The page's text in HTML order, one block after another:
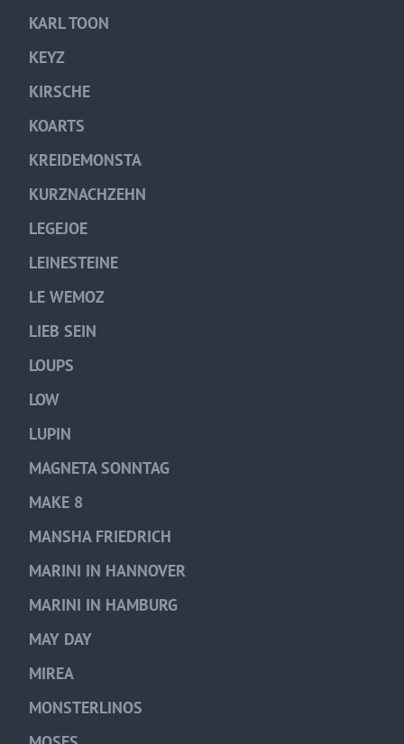
KARL TOON
KEYZ
KIRSCHE
KOARTS
KREIDEMONSTA
KURZNACHZEHN
LEGEJOE
LEINESTEINE
LE WEMOZ
LIEB SEIN
LOUPS
LOW
LUPIN
MAGNETA SONNTAG
MAKE 8
MANSHA FRIEDRICH
MARINI IN HANNOVER
MARINI IN HAMBURG
MAY DAY
MIREA
MONSTERLINOS